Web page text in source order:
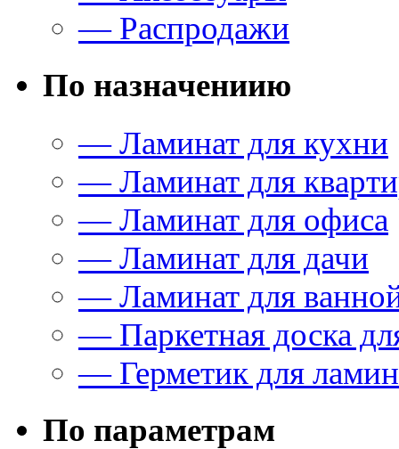
— Распродажи
По назначениию
— Ламинат для кухни
— Ламинат для
— Ламинат для офиса
— Ламинат для дачи
— Ламинат для
— Паркетная доска
— Герметик для
По параметрам